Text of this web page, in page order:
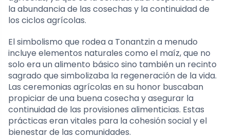
la abundancia de las cosechas y la continuidad de
los ciclos agrícolas.
El simbolismo que rodea a Tonantzin a menudo
incluye elementos naturales como el maíz, que no
solo era un alimento básico sino también un recinto
sagrado que simbolizaba la regeneración de la vida.
Las ceremonias agrícolas en su honor buscaban
propiciar de una buena cosecha y asegurar la
continuidad de las provisiones alimenticias. Estas
prácticas eran vitales para la cohesión social y el
bienestar de las comunidades.